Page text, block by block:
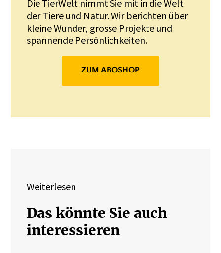
Die TierWelt nimmt Sie mit in die Welt
der Tiere und Natur. Wir berichten über
kleine Wunder, grosse Projekte und
spannende Persönlichkeiten.
ZUM ABOSHOP
Weiterlesen
Das könnte Sie auch
interessieren